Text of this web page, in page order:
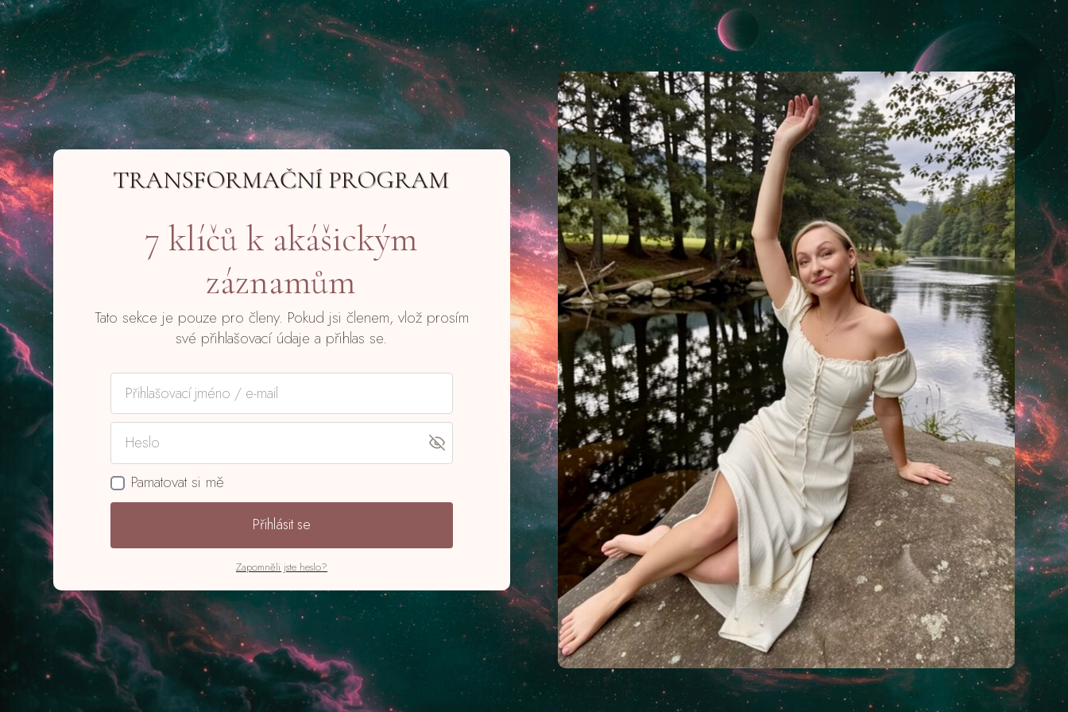
TRANSFORMAČNÍ PROGRAM
7 klíčů k akášickým
záznamům
Tato sekce je pouze pro členy. Pokud jsi členem, vlož prosím
své přihlašovací údaje a přihlas se.
Pamatovat si mě
Přihlásit se
Zapomněli jste heslo?